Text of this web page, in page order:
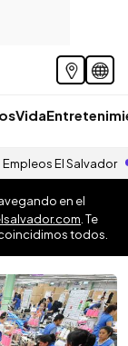
Vida
Empleos El Salvador
en el
. Te
todos.